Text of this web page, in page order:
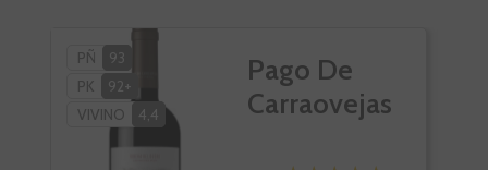
PÑ
93
PK
92+
VIVINO
4,4
Pago De
Carraovejas